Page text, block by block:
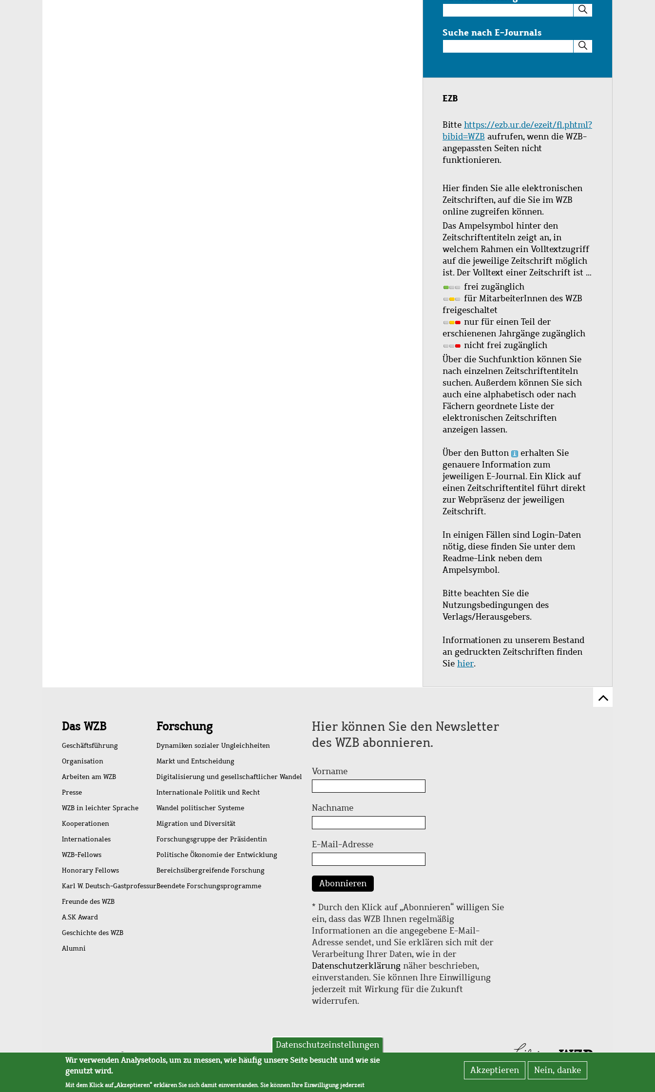
im
Katalog
Suche nach E-Journals
nach
Journals
EZB
Bitte https://ezb.ur.de/ezeit/fl.phtml?
bibid=WZB aufrufen, wenn die WZB-
angepassten Seiten nicht
funktionieren.
Hier finden Sie alle elektronischen
Zeitschriften, auf die Sie im WZB
online zugreifen können.
Das Ampelsymbol hinter den
Zeitschriftentiteln zeigt an, in
welchem Rahmen ein Volltextzugriff
auf die jeweilige Zeitschrift möglich
ist. Der Volltext einer Zeitschrift ist …
frei zugänglich
für MitarbeiterInnen des WZB
freigeschaltet
nur für einen Teil der
erschienenen Jahrgänge zugänglich
nicht frei zugänglich
Über die Suchfunktion können Sie
nach einzelnen Zeitschriftentiteln
suchen. Außerdem können Sie sich
auch eine alphabetisch oder nach
Fächern geordnete Liste der
elektronischen Zeitschriften
anzeigen lassen.
Über den Button
erhalten Sie
genauere Information zum
jeweiligen E-Journal. Ein Klick auf
einen Zeitschriftentitel führt direkt
zur Webpräsenz der jeweiligen
Zeitschrift.
In einigen Fällen sind Login-Daten
nötig, diese finden Sie unter dem
Readme-Link neben dem
Ampelsymbol.
Bitte beachten Sie die
Nutzungsbedingungen des
Verlags/Herausgebers.
Informationen zu unserem Bestand
an gedruckten Zeitschriften finden
Sie hier.
Zum
Schnellzugriff
Das WZB
Geschäftsführung
Organisation
Arbeiten am WZB
Presse
WZB in leichter Sprache
Kooperationen
Internationales
WZB-Fellows
Honorary Fellows
Karl W. Deutsch-Gastprofessur
Freunde des WZB
A.SK Award
Geschichte des WZB
Alumni
Forschung
Dynamiken sozialer Ungleichheiten
Markt und Entscheidung
Digitalisierung und gesellschaftlicher Wandel
Internationale Politik und Recht
Wandel politischer Systeme
Migration und Diversität
Forschungsgruppe der Präsidentin
Politische Ökonomie der Entwicklung
Bereichsübergreifende Forschung
Beendete Forschungsprogramme
Hier können Sie den Newsletter
des WZB abonnieren.
Vorname
Nachname
E-Mail-Adresse
Abonnieren
* Durch den Klick auf „Abonnieren“ willigen Sie
ein, dass das WZB Ihnen regelmäßig
Informationen an die angegebene E-Mail-
Adresse sendet, und Sie erklären sich mit der
Verarbeitung Ihrer Daten, wie in der
Datenschutzerklärung näher beschrieben,
einverstanden. Sie können Ihre Einwilligung
jederzeit mit Wirkung für die Zukunft
widerrufen.
Fußleistenmenü
SitemapBarrierefreiheitImpressumDatenschutzAVB
Datenschutzeinstellungen
Wir verwenden Analysetools, um zu messen, wie häufig unsere Seite besucht und wie sie
genutzt wird.
Mit dem Klick auf „Akzeptieren“ erklären Sie sich damit einverstanden. Sie können Ihre Einwilligung jederzeit
Akzeptieren Nein, danke